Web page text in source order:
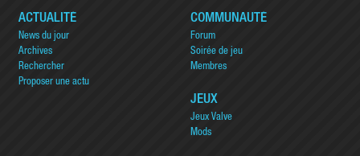
ACTUALITÉ
News du jour
Archives
Rechercher
Proposer une actu
COMMUNAUTÉ
Forum
Soirée de jeu
Membres
JEUX
Jeux Valve
Mods